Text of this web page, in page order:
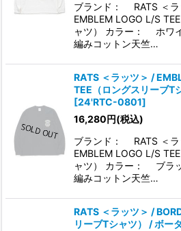
ブランド： RATS ＜
EMBLEM LOGO L/S
ャツ） カラー： ホワ
編みコットン天竺…
RATS ＜ラッツ＞ /
TEE（ロングスリーブT
[24'RTC-0801]
16,280円(税込)
ブランド： RATS ＜
EMBLEM LOGO L/S
ャツ） カラー： ブラ
編みコットン天竺…
RATS ＜ラッツ＞ /
リーブTシャツ） / ボー